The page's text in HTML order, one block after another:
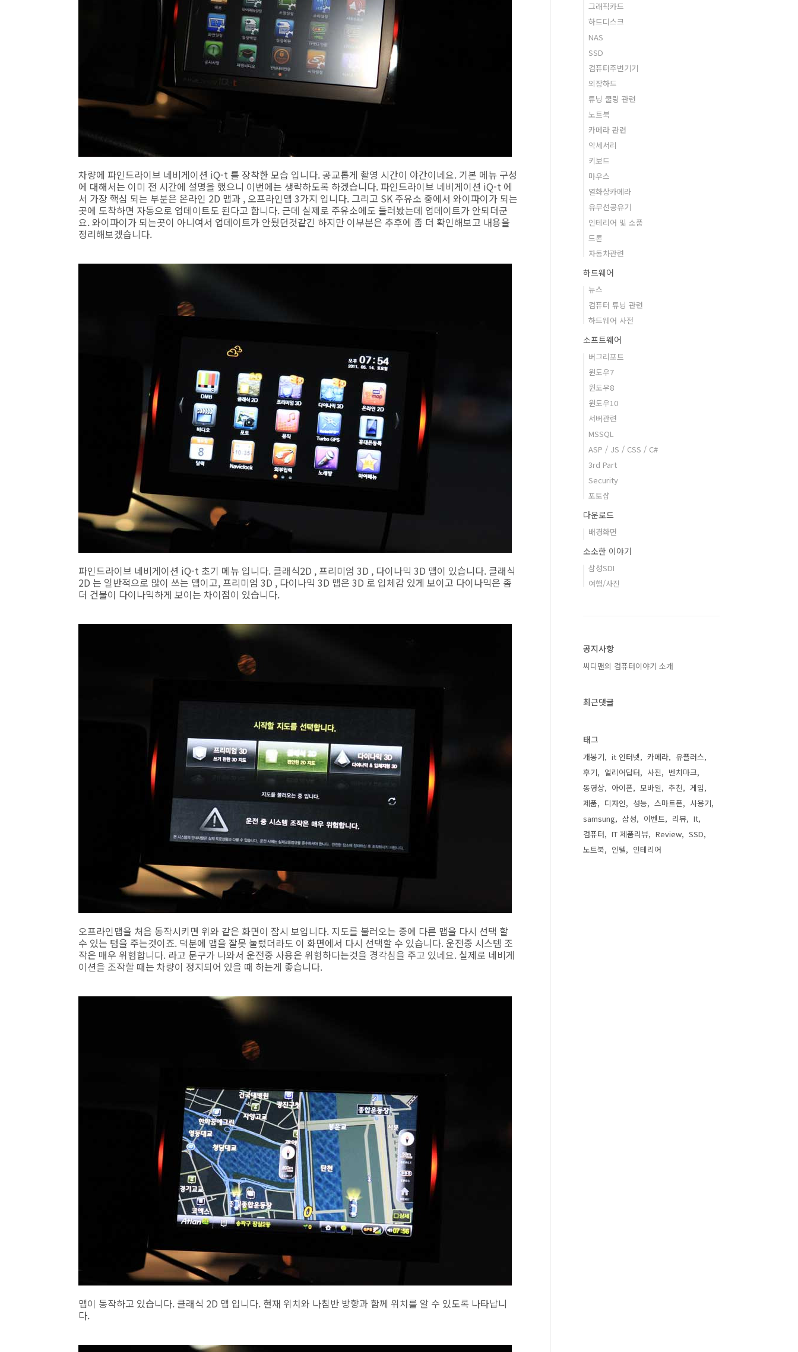
차량에 파인드라이브 네비게이션 iQ-t 를 장착한 모습 입니다. 공교롭게 촬영 시간이 야간이네요. 기본 메뉴 구성
에 대해서는 이미 전 시간에 설명을 했으니 이번에는 생략하도록 하겠습니다. 파인드라이브 네비게이션 iQ-t 에
서 가장 핵심 되는 부분은 온라인 2D 맵과 , 오프라인맵 3가지 입니다. 그리고 SK 주유소 중에서 와이파이가 되는
곳에 도착하면 자동으로 업데이트도 된다고 합니다. 근데 실제로 주유소에도 들러봤는데 업데이트가 안되더군
요. 와이파이가 되는곳이 아니여서 업데이트가 안됬던것같긴 하지만 이부분은 추후에 좀 더 확인해보고 내용을
정리해보겠습니다.
파인드라이브 네비게이션 iQ-t 초기 메뉴 입니다. 클래식2D , 프리미엄 3D , 다이나믹 3D 맵이 있습니다. 클래식
2D 는 일반적으로 많이 쓰는 맵이고, 프리미엄 3D , 다이나믹 3D 맵은 3D 로 입체감 있게 보이고 다이나믹은 좀
더 건물이 다이나믹하게 보이는 차이점이 있습니다.
오프라인맵을 처음 동작시키면 위와 같은 화면이 잠시 보입니다. 지도를 불러오는 중에 다른 맵을 다시 선택 할
수 있는 텀을 주는것이죠. 덕분에 맵을 잘못 눌렀더라도 이 화면에서 다시 선택할 수 있습니다. 운전중 시스템 조
작은 매우 위험합니다. 라고 문구가 나와서 운전중 사용은 위험하다는것을 경각심을 주고 있네요. 실제로 네비게
이션을 조작할 때는 차량이 정지되어 있을 때 하는게 좋습니다.
맵이 동작하고 있습니다. 클래식 2D 맵 입니다. 현재 위치와 나침반 방향과 함께 위치를 알 수 있도록 나타납니
다.
그래픽카드
하드디스크
NAS
SSD
컴퓨터주변기기
외장하드
튜닝 쿨링 관련
노트북
카메라 관련
악세서리
키보드
마우스
열화상카메라
유무선공유기
인테리어 및 소품
드론
자동차관련
하드웨어
뉴스
컴퓨터 튜닝 관련
하드웨어 사전
소프트웨어
버그리포트
윈도우7
윈도우8
윈도우10
서버관련
MSSQL
ASP / JS / CSS / C#
3rd Part
Security
포토샵
다운로드
배경화면
소소한 이야기
삼성SDI
여행/사진
공지사항
씨디맨의 컴퓨터이야기 소개
최근댓글
태그
개봉기 it 인터넷 카메라
유플러스
후기
얼리어답터 사진
벤치마크
동영상
아이폰 모바일 추천
게임
제품
디자인 성능 스마트폰
사용기
samsung
삼성 이벤트 리뷰
It
컴퓨터
IT 제품리뷰 Review
SSD
노트북
인텔 인테리어